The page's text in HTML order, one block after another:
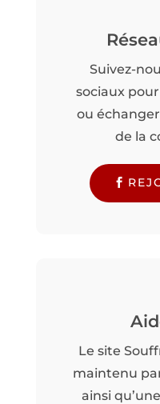
Suivez-
sociaux
ou
de la
Le site
maintenu
ainsi